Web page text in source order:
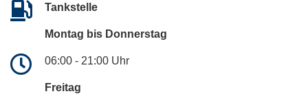
Tankstelle
Montag bis Donnerstag
06:00 - 21:00 Uhr
Freitag